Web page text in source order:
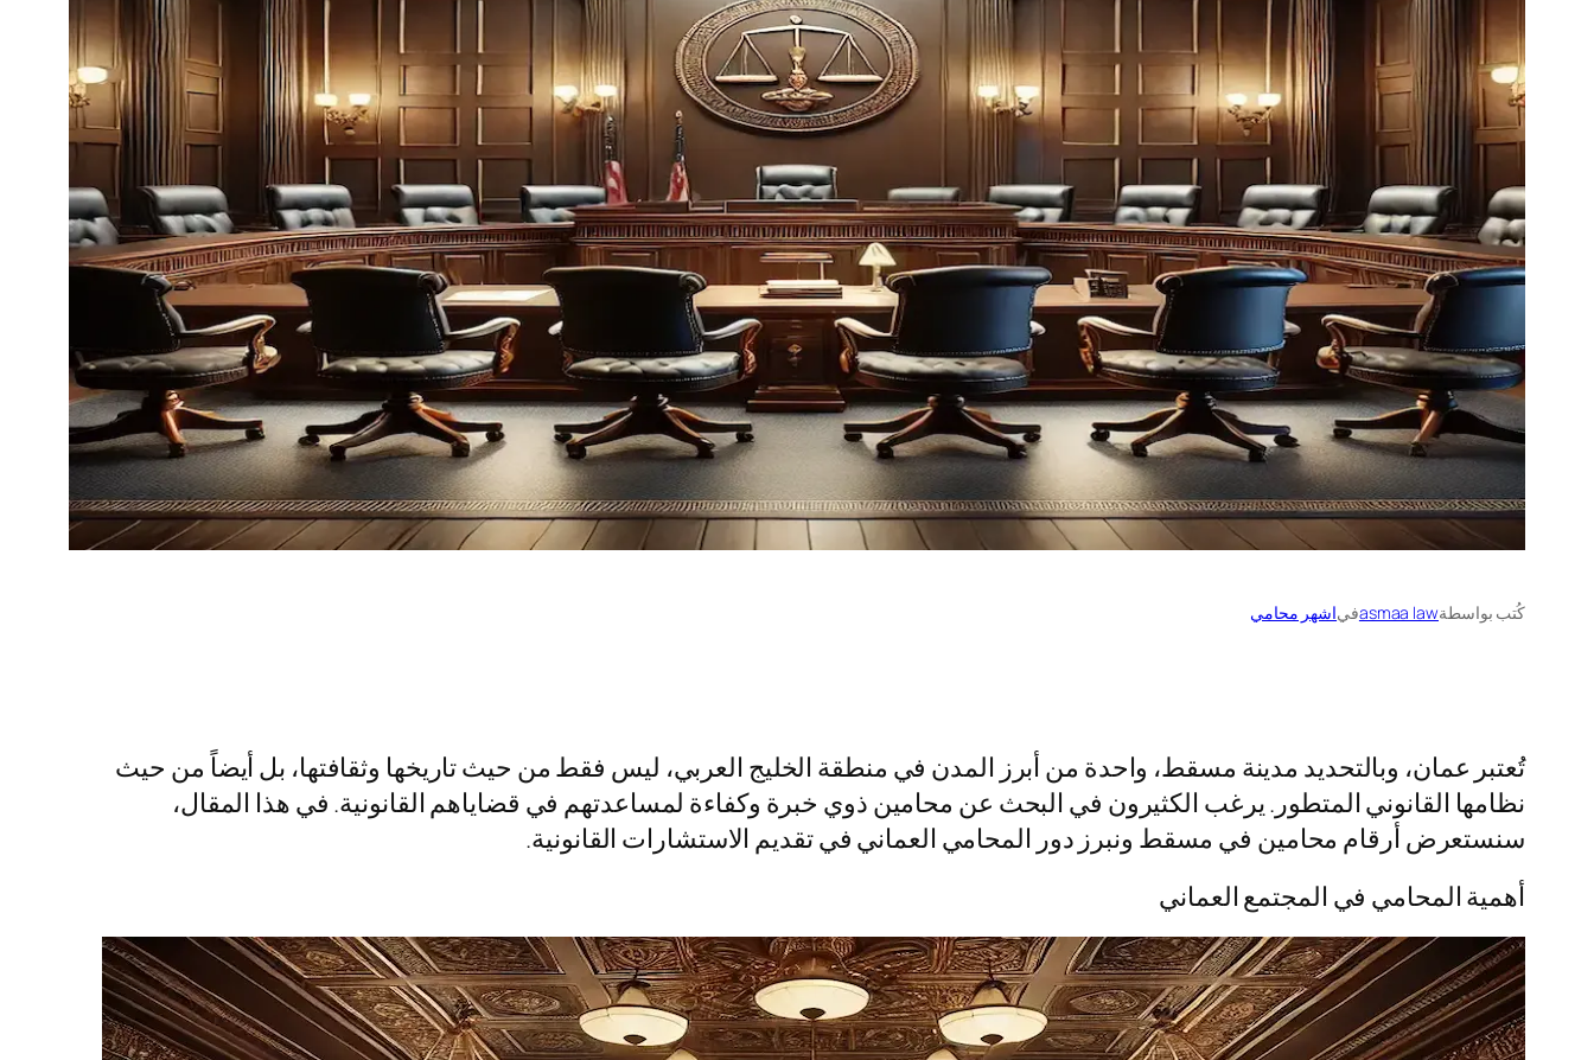
كُتب بواسطةasmaa lawفياشهر محامي
تُعتبر عمان، وبالتحديد مدينة مسقط، واحدة من أبرز المدن في منطقة الخليج العربي، ليس فقط من حيث تاريخها وثقافتها، بل أيضاً من حيث
نظامها القانوني المتطور. يرغب الكثيرون في البحث عن محامين ذوي خبرة وكفاءة لمساعدتهم في قضاياهم القانونية. في هذا المقال،
سنستعرض أرقام محامين في مسقط ونبرز دور المحامي العماني في تقديم الاستشارات القانونية.
أهمية المحامي في المجتمع العماني